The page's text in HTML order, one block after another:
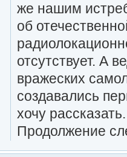
же нашим
об
отсутствует. А
вражеских
создавались
хочу рассказать.
Продолжение